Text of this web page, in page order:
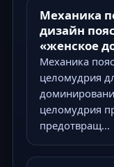
Механика
дизайн
«женское
Механика
целомудрия
целомудрия
предотвращ...